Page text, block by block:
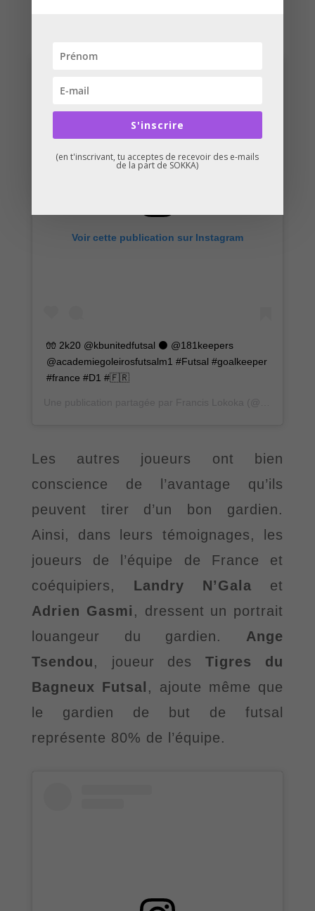
Voir cette publication sur Instagram
🧤 2k20 @kbunitedfutsal ⚫️ @181keepers
@academiegoleirosfutsalm1 #Futsal #goalkeeper
#france #D1 #🇫🇷
Les autres joueurs ont bien
conscience de l ’avantage qu’ils
peuvent tirer d’un bon gardien.
Ainsi, dans leurs témoignages, les
joueurs de l’équipe de France et
coéquipiers, Landry N’Gala et
Adrien Gasmi , dressent un portrait
louangeur du gardien. Ange
Tsendou, joueur desTigres du
Bagneux Futsal , ajoute même que
le gardien de but de futsal
représente 80% de l ’équipe.
S'inscrire
(en t'inscrivant, tu acceptes de recevoir des e-mails
de la part de SOKKA)